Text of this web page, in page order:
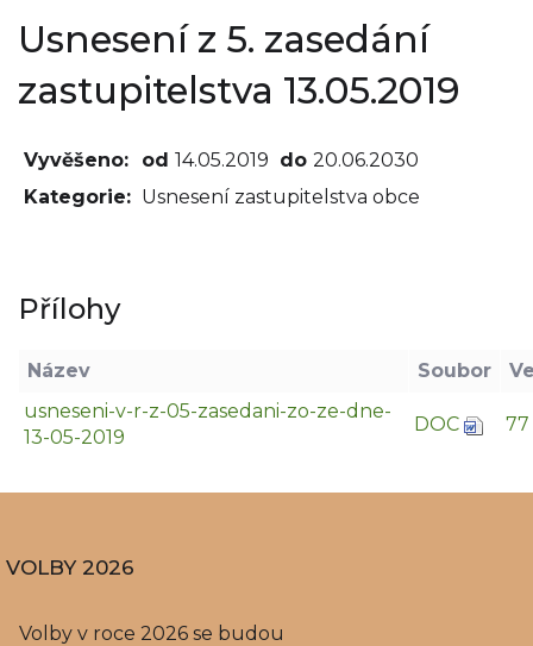
Usnesení z 5. zasedání
zastupitelstva 13.05.2019
Vyvěšeno: od 14.05.2019 do 20.06.2030
Kategorie: Usnesení zastupitelstva obce
Přílohy
Název Soubor
usneseni-v-r-z-05-zasedani-zo-ze-dne-
13-05-2019
DOC
VOLBY 2026
Volby v roce 2026 se budou